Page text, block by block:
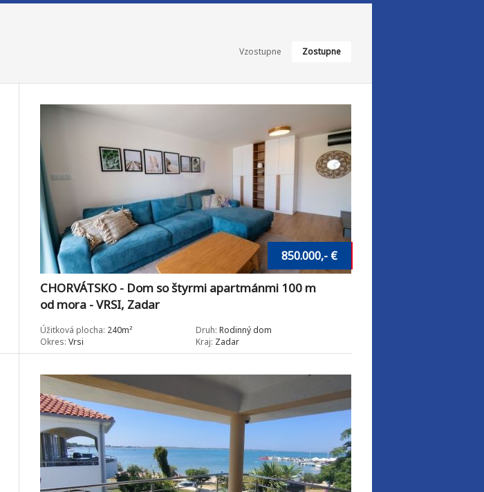
Vzostupne Zostupne
CHORVÁTSKO - Dom so štyrmi apartmánmi 100 m
od mora - VRSI, Zadar
850.000,- €
Úžitková plocha: 240m² Druh: Rodinný dom
Okres: Vrsi Kraj: Zadar